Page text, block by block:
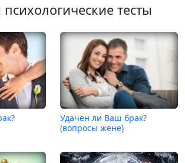
тесты
Удачен ли Ваш брак?
(вопросы жене)